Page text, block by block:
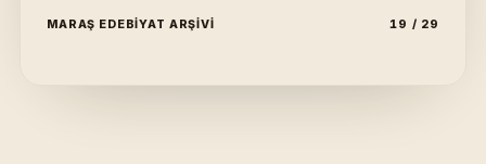
MARAŞ EDEBIYAT ARŞIVI 19 / 29